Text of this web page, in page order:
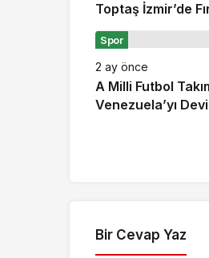
Toptaş İzmir’de
Esti: Çifte
Zirveye Yerleşti!
Spor
2 ay önce
A Milli Futbol
Venezuela’yı
Bir Cevap Yaz